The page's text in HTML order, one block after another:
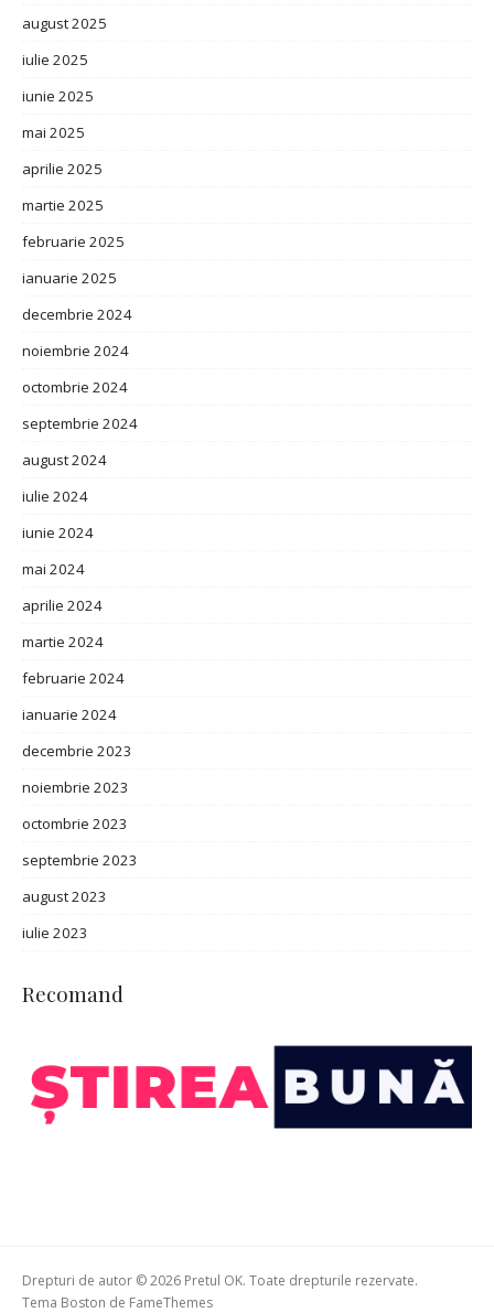
august 2025
iulie 2025
iunie 2025
mai 2025
aprilie 2025
martie 2025
februarie 2025
ianuarie 2025
decembrie 2024
noiembrie 2024
octombrie 2024
septembrie 2024
august 2024
iulie 2024
iunie 2024
mai 2024
aprilie 2024
martie 2024
februarie 2024
ianuarie 2024
decembrie 2023
noiembrie 2023
octombrie 2023
septembrie 2023
august 2023
iulie 2023
Recomand
Drepturi de autor © 2026 Pretul OK. Toate drepturile rezervate.
Tema Boston de FameThemes